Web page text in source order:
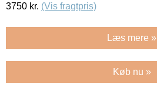
3750 kr. (Vis fragtpris)
Læs mere »
Køb nu »